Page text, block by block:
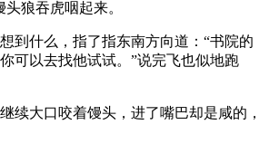
狼吞虎咽起来。
到什么，指了指东南方向道：“书院的
可以去找他试试。”说完飞也似地跑
续大口咬着馒头，进了嘴巴却是咸的，